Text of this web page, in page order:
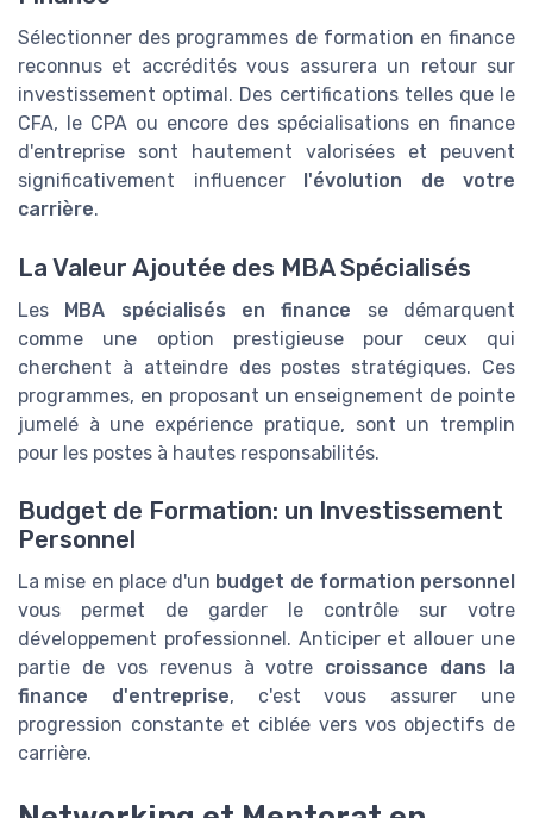
Sélectionner des programmes de formation en finance
reconnus et accrédités vous assurera un retour sur
investissement optimal. Des certifications telles que le
CFA, le CPA ou encore des spécialisations en finance
d'entreprise sont hautement valorisées et peuvent
significativement influencer
l'évolution de votre
carrière.
La Valeur Ajoutée des MBA Spécialisés
Les MBA spécialisés en finance se démarquent
comme une option prestigieuse pour ceux qui
cherchent à atteindre des postes stratégiques. Ces
programmes, en proposant un enseignement de pointe
jumelé à une expérience pratique, sont un tremplin
pour les postes à hautes responsabilités.
Budget de Formation: un Investissement
Personnel
La mise en place d'un budget de formation personnel
vous permet de garder le contrôle sur votre
développement professionnel. Anticiper et allouer une
partie de vos revenus à votre croissance dans la
finance d'entreprise, c'est vous assurer une
progression constante et ciblée vers vos objectifs de
carrière.